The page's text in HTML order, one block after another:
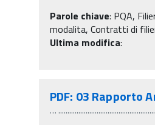
Parole chiave: PQA,
modalita, Contratti di
Ultima modifica:
PDF: 03 Rapporto
…